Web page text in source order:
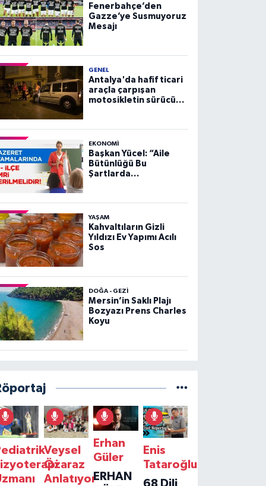
Fenerbahçe’den
Gazze’ye Susmuyoruz
Mesajı
GENEL
Antalya'da hafif ticari
araçla çarpışan
motosikletin sürücüsü
EKONOMI
Başkan Yücel: “Aile
Bütünlüğü Bu
Şartlarda
YAŞAM
Kahvaltıların Gizli
Yıldızı Ev Yapımı Acılı
Sos
DOĞA - GEZI
Mersin’in Saklı Plajı
Bozyazı Prens Charles
Koyu
Veysel
Özaraz
Anlatıyor
Erhan
Güler
ERHAN
Enis
Tataroğlu